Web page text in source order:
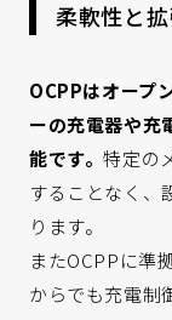
柔軟性と
OCPPはオープ
ーの充電器や充
能です。特定の
することなく、
ります。
またOCPPに準
からでも充電制